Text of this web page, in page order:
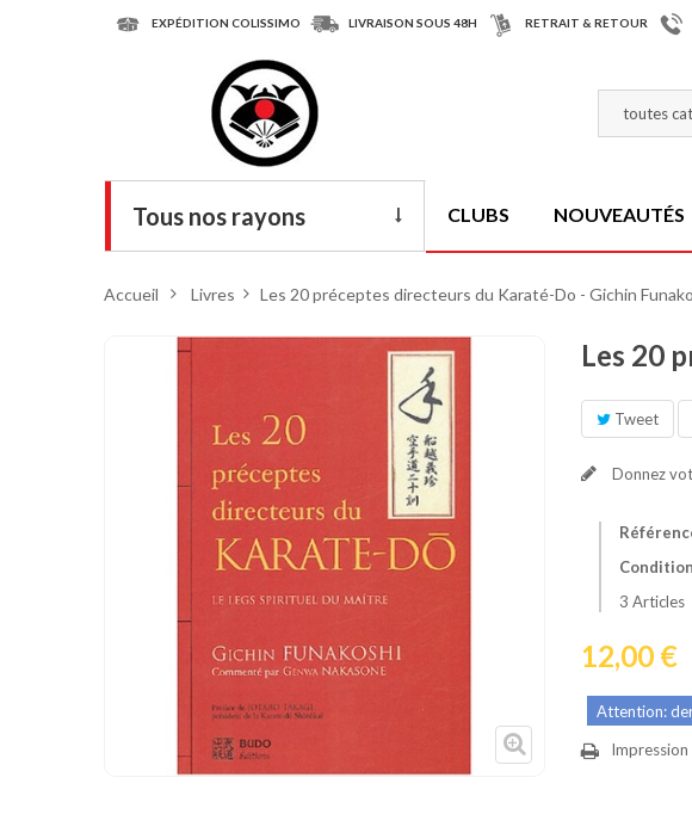
EXPÉDITION COLISSIMO LIVRAISON SOUS 48H RETRAIT & RETOUR
Tous nos rayons
Protections
Cible de frappe
Condition physique
Tatamis
Décoration
Voir plus
CLUBS NOUVEAUTÉS
Accueil > Livres > Les 20 préceptes directeurs du Karaté-Do - Gichin
Les 20
Tweet
Donnez
3 Articles
12,00 €
Attention:
Impression